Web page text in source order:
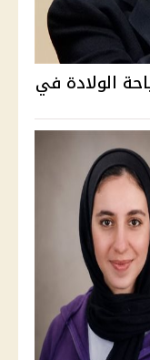
الولادة في